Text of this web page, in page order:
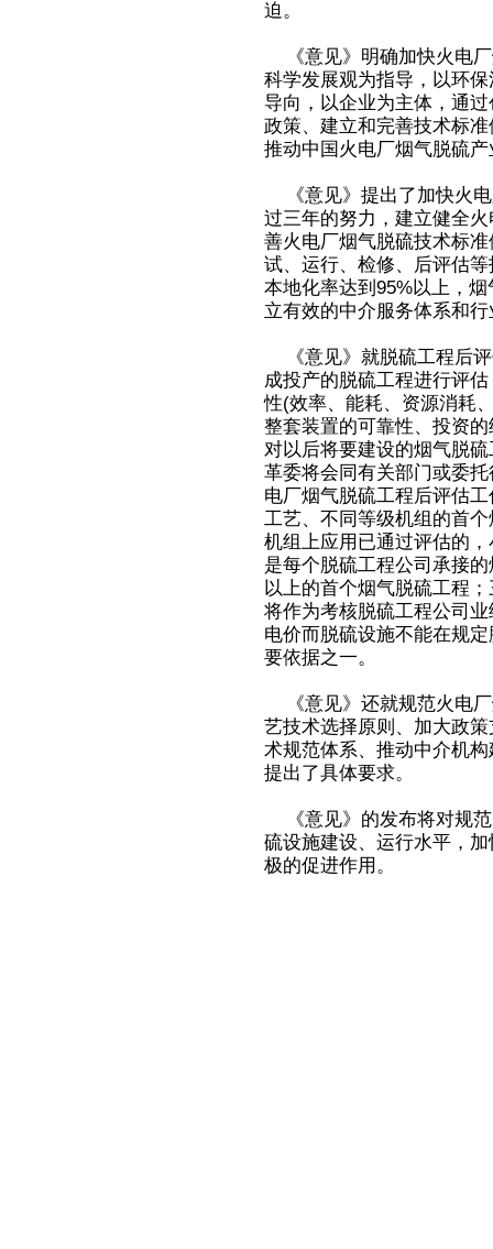
迫。
《意见》明确加快火电
科学发展观为指导，以环
导向，以企业为主体，通
政策、建立和完善技术标
推动中国火电厂烟气脱硫
《意见》提出了加快火
过三年的努力，建立健全
善火电厂烟气脱硫技术标
试、运行、检修、后评估
本地化率达到95%以上，
立有效的中介服务体系和
《意见》就脱硫工程后
成投产的脱硫工程进行评
性(效率、能耗、资源消耗
整套装置的可靠性、投资
对以后将要建设的烟气脱
革委将会同有关部门或委
电厂烟气脱硫工程后评估
工艺、不同等级机组的首
机组上应用已通过评估的
是每个脱硫工程公司承接
以上的首个烟气脱硫工程
将作为考核脱硫工程公司
电价而脱硫设施不能在规
要依据之一。
《意见》还就规范火电
艺技术选择原则、加大政
术规范体系、推动中介机
提出了具体要求。
《意见》的发布将对规
硫设施建设、运行水平，
极的促进作用。